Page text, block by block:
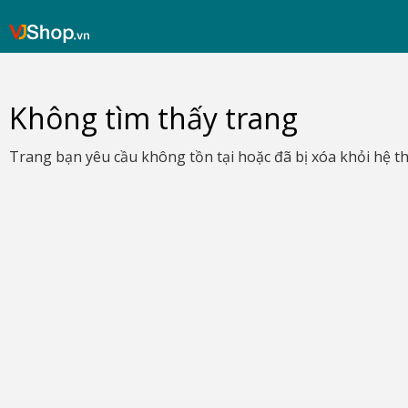
Skip
to
VJShop.vn
Không tìm thấy trang
Trang bạn yêu cầu không tồn tại hoặc đã bị xóa khỏi hệ